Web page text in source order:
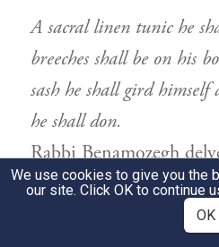
A sacral linen tunic he
breeches shall be on his
sash he shall gird
he shall don.
Rabbi Benamozegh
and symbolism of the
worn during religious
We use cookies to give you the
our site. Click OK to continue
OK